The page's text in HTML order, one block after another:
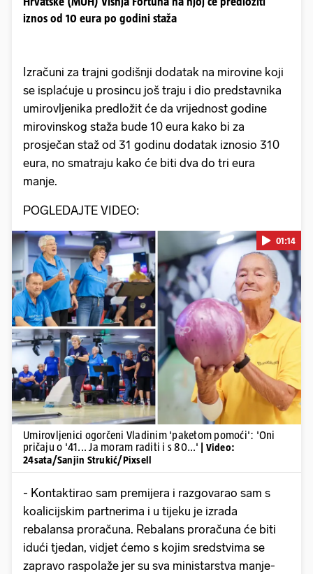
iznos od 10 eura po godini staža
Izračuni za trajni godišnji dodatak na mirovine koji
se isplaćuje u prosincu još traju i dio predstavnika
umirovljenika predložit će da vrijednost godine
mirovinskog staža bude 10 eura kako bi za
prosječan staž od 31 godinu dodatak iznosio 310
eura, no smatraju kako će biti dva do tri eura
manje.
POGLEDAJTE VIDEO:
Pokretanje videa...
01:14
Umirovljenici ogorčeni Vladinim 'paketom pomoći': 'Oni
pričaju o '41... Ja moram raditi i s 80...'
| Video:
24sata/Sanjin Strukić/Pixsell
- Kontaktirao sam premijera i razgovarao sam s
koalicijskim partnerima i u tijeku je izrada
rebalansa proračuna. Rebalans proračuna će biti
idući tjedan, vidjet ćemo s kojim sredstvima se
zapravo raspolaže jer su sva ministarstva manje-